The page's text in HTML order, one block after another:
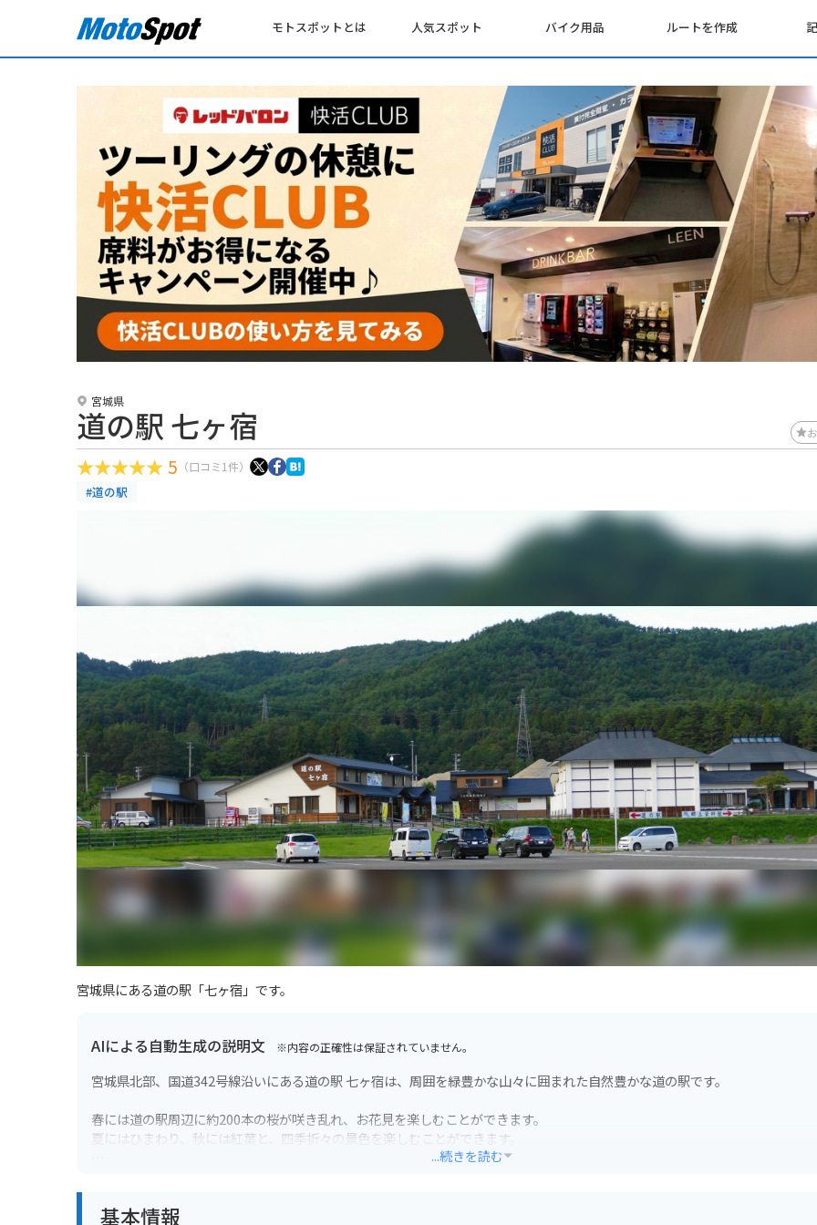
モトスポットとは 人気スポット バイク用品 ルートを作成
宮城県
道の駅 七ヶ宿
5 （口コミ1件）
#道の駅
宮城県にある道の駅「七ヶ宿」です。
AIによる自動生成の説明文 ※内容の正確性は保証されていません。
宮城県北部、国道342号線沿いにある道の駅 七ヶ宿は、周囲を緑豊かな山々に囲まれた自然豊かな道の駅です。
春には道の駅周辺に約200本の桜が咲き乱れ、お花見を楽しむことができます。
夏にはひまわり、秋には紅葉と、四季折々の景色を楽しむことができます。
...続きを読む
基本情報